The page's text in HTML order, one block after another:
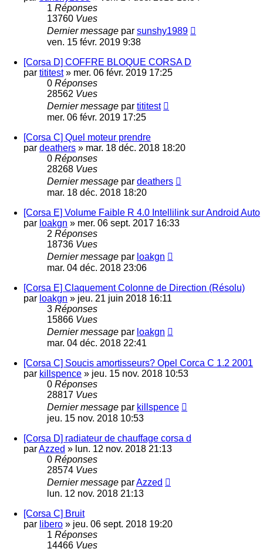
1 Réponses
13760 Vues
Dernier message par sunshy1989
ven. 15 févr. 2019 9:38
[Corsa D] COFFRE BLOQUE CORSA D
par tititest» mer. 06 févr. 2019 17:25
0 Réponses
28562 Vues
Dernier message par tititest
mer. 06 févr. 2019 17:25
[Corsa C] Quel moteur prendre
par deathers » mar. 18 déc. 2018 18:20
0 Réponses
28268 Vues
Dernier message par deathers
mar. 18 déc. 2018 18:20
[Corsa E] Volume Faible R 4.0 Intellilink sur Android Auto
par loakgn » mer. 06 sept. 2017 16:33
2 Réponses
18736 Vues
Dernier message par loakgn
mar. 04 déc. 2018 23:06
[Corsa E] Claquement Colonne de Direction (Résolu)
par loakgn » jeu. 21 juin 2018 16:11
3 Réponses
15866 Vues
Dernier message par loakgn
mar. 04 déc. 2018 22:41
[Corsa C] Soucis amortisseurs? Opel Corca C 1.2 2001
par killspence » jeu. 15 nov. 2018 10:53
0 Réponses
28817 Vues
Dernier message par killspence
jeu. 15 nov. 2018 10:53
[Corsa D] radiateur de chauffage corsa d
parAzzed » lun. 12 nov. 2018 21:13
0 Réponses
28574 Vues
Dernier message parAzzed
lun. 12 nov. 2018 21:13
[Corsa C] Bruit
par libero » jeu. 06 sept. 2018 19:20
1 Réponses
14466 Vues